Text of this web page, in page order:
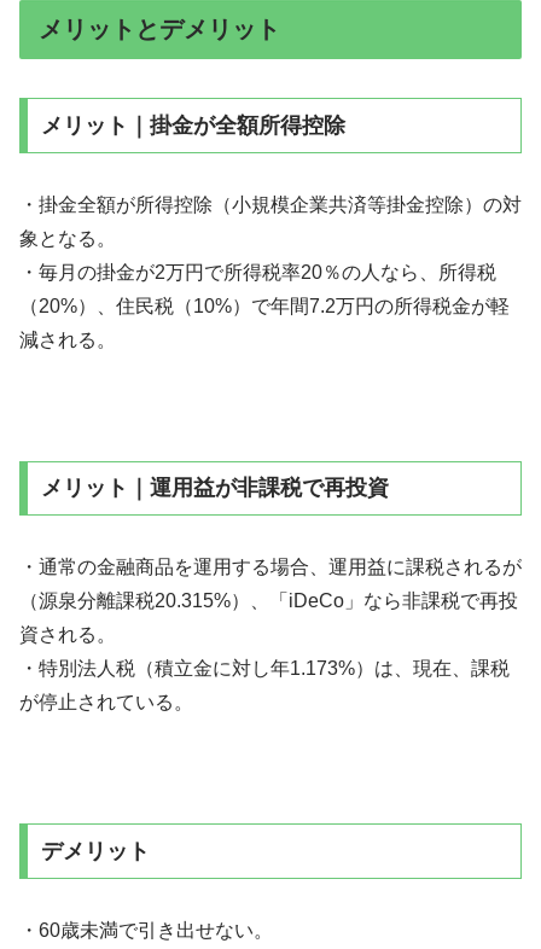
メリットとデメリット
メリット｜掛金が全額所得控除
・掛金全額が所得控除（小規模企業共済等掛金控除）の対
象となる。
・毎月の掛金が2万円で所得税率20％の人なら、所得税
（20%）、住民税（10%）で年間7.2万円の所得税金が軽
減される。
メリット｜運用益が非課税で再投資
・通常の金融商品を運用する場合、運用益に課税されるが
（源泉分離課税20.315%）、「iDeCo」なら非課税で再投
資される。
・特別法人税（積立金に対し年1.173%）は、現在、課税
が停止されている。
デメリット
・60歳未満で引き出せない。